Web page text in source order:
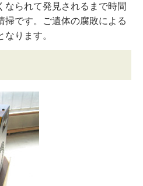
なられて発見されるまで時間
掃です。ご遺体の腐敗による
ります。